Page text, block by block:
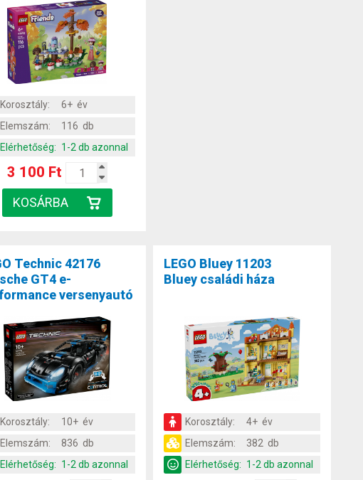
Korosztály:
6+ év
Elemszám:
116 db
Elérhetőség: 1-2 db azonnal
3 100 Ft
Technic 42176
GT4 e-
versenyautó
Korosztály:
10+ év
Elemszám:
836 db
Elérhetőség: 1-2 db azonnal
LEGO Bluey 11203
Bluey családi háza
Korosztály:
4+ év
Elemszám:
382 db
Elérhetőség: 1-2 db azonnal